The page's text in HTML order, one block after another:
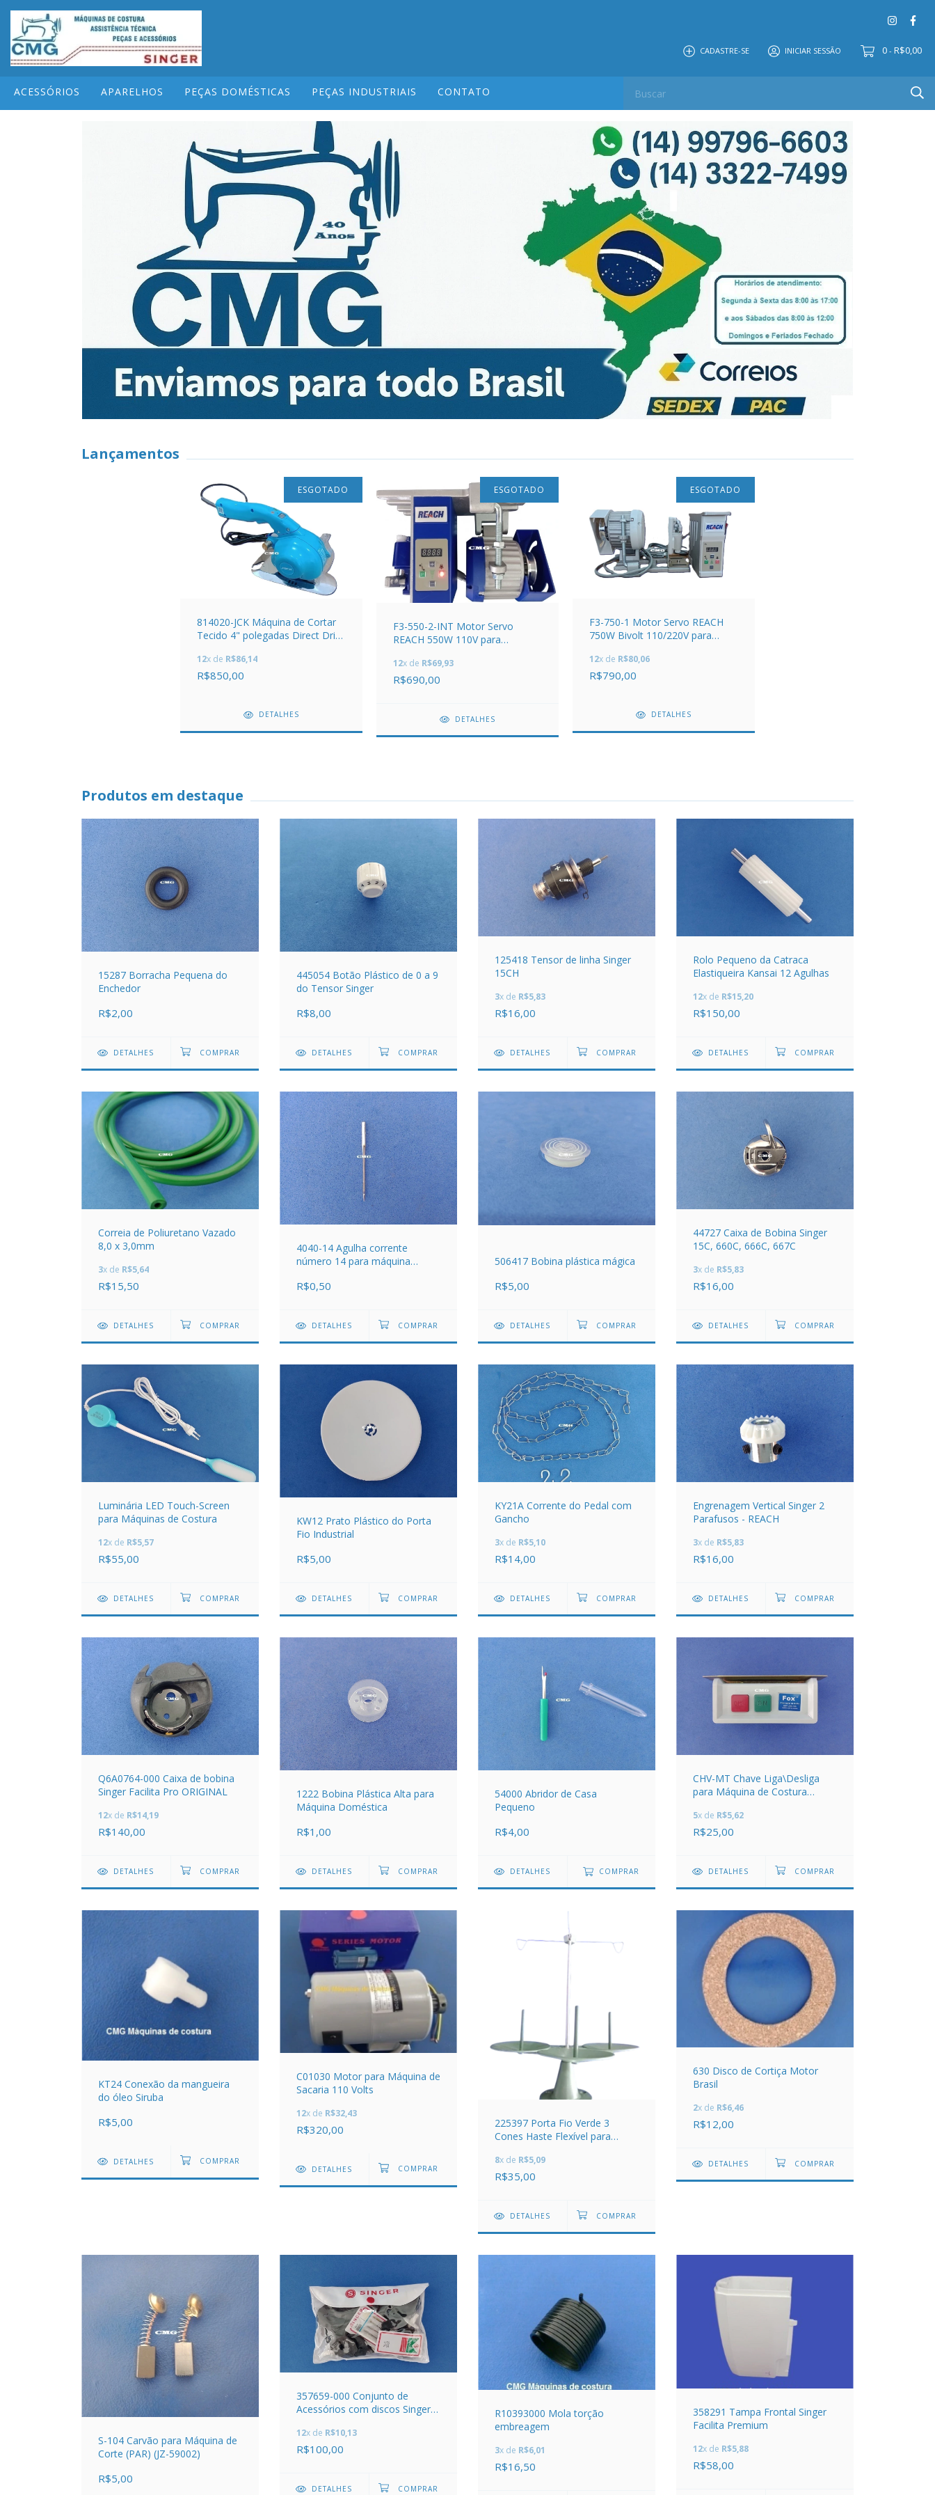
CADASTRE-SE INICIAR SESSÃO 0 - R$0,00
ACESSÓRIOS APARELHOS PEÇAS DOMÉSTICAS PEÇAS INDUSTRIAIS CONTATO
Lançamentos
ESGOTADO
814020-JCK Máquina de Cortar
Tecido 4" polegadas Direct Drive
12x de R$86,14
R$850,00
DETALHES
ESGOTADO
F3-550-2-INT Motor Servo
REACH 550W 110V para
12x de R$69,93
R$690,00
DETALHES
ESGOTADO
F3-750-1 Motor Servo REACH
750W Bivolt 110/220V para
12x de R$80,06
R$790,00
DETALHES
Produtos em destaque
15287 Borracha Pequena do
Enchedor
R$2,00
DETALHES
445054 Botão Plástico de 0 a 9
do Tensor Singer
R$8,00
DETALHES
125418 Tensor de linha Singer
15CH
3x de R$5,83
R$16,00
DETALHES
Rolo Pequeno da Catraca
Elastiqueira Kansai 12 Agulhas
12x de R$15,20
R$150,00
DETALHES
Correia de Poliuretano Vazado
8,0 x 3,0mm
3x de R$5,64
R$15,50
DETALHES
4040-14 Agulha corrente
número 14 para máquina
R$0,50
DETALHES
506417 Bobina plástica mágica
R$5,00
DETALHES
44727 Caixa de Bobina Singer
15C, 660C, 666C, 667C
3x de R$5,83
R$16,00
DETALHES
Luminária LED Touch-Screen
para Máquinas de Costura
12x de R$5,57
R$55,00
DETALHES
KW12 Prato Plástico do Porta
Fio Industrial
R$5,00
DETALHES
KY21A Corrente do Pedal com
Gancho
3x de R$5,10
R$14,00
DETALHES
Engrenagem Vertical Singer 2
Parafusos - REACH
3x de R$5,83
R$16,00
DETALHES
Q6A0764-000 Caixa de bobina
Singer Facilita Pro ORIGINAL
12x de R$14,19
R$140,00
DETALHES
1222 Bobina Plástica Alta para
Máquina Doméstica
R$1,00
DETALHES
54000 Abridor de Casa
Pequeno
R$4,00
DETALHES COMPRAR
CHV-MT Chave Liga\Desliga
para Máquina de Costura
5x de R$5,62
R$25,00
DETALHES
KT24 Conexão da mangueira
do óleo Siruba
R$5,00
DETALHES
C01030 Motor para Máquina de
Sacaria 110 Volts
12x de R$32,43
R$320,00
DETALHES
225397 Porta Fio Verde 3
Cones Haste Flexível para
8x de R$5,09
R$35,00
DETALHES
630 Disco de Cortiça Motor
Brasil
2x de R$6,46
R$12,00
DETALHES
S-104 Carvão para Máquina de
Corte (PAR) (JZ-59002)
R$5,00
357659-000 Conjunto de
Acessórios com discos Singer
12x de R$10,13
R$100,00
DETALHES
R10393000 Mola torção
embreagem
3x de R$6,01
R$16,50
358291 Tampa Frontal Singer
Facilita Premium
12x de R$5,88
R$58,00